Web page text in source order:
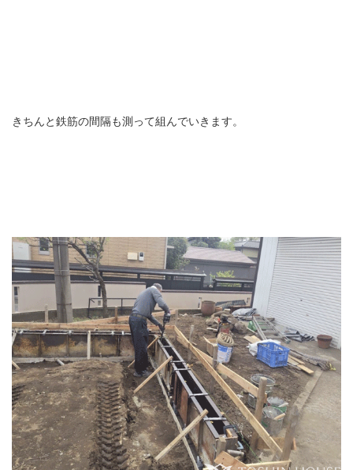
きちんと鉄筋の間隔も測って組んでいきます。